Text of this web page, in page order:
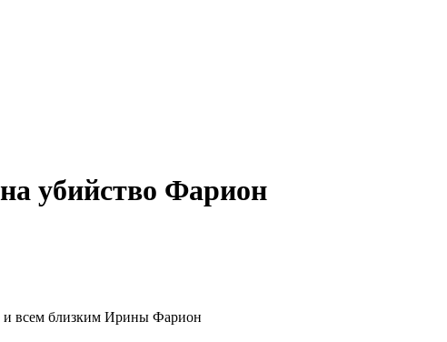
убийство Фарион
и всем близким Ирины Фарион